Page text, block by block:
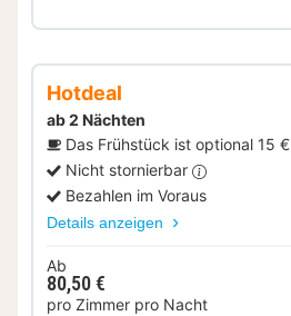
Hotdeal
ab 2 Nächten
Das Frühstück ist optional 15 €
Nicht stornierbar
Bezahlen im Voraus
Details anzeigen
Ab
80,50 €
pro Zimmer pro Nacht